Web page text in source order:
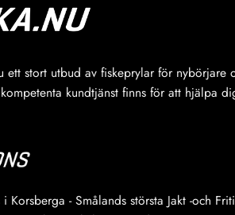
ett stort utbud av fiskeprylar för
kundtjänst finns för att hjälpa
Korsberga - Smålands största Jakt -och